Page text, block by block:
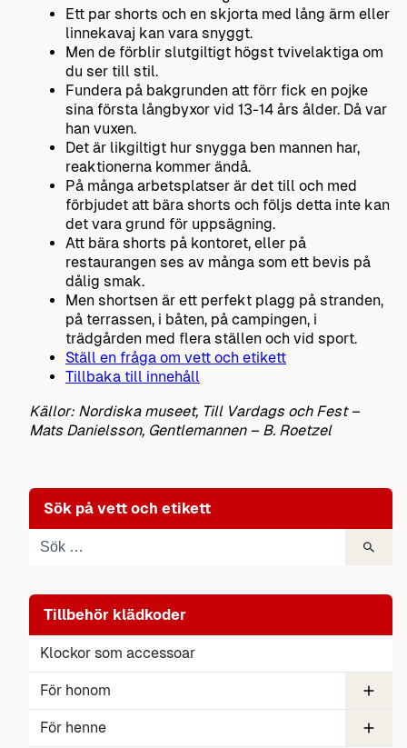
Sök på vett och etikett
Tillbehör klädkoder
Klockor som accessoar
För honom
Skjorta
Slipsnål
Bälte
Väst
För henne
Ett par shorts och en skjorta med lång ärm eller
linnekavaj kan vara snyggt.
Men de förblir slutgiltigt högst tvivelaktiga om
du ser till stil.
Fundera på bakgrunden att förr fick en pojke
sina första långbyxor vid 13-14 års ålder. Då var
han vuxen.
Det är likgiltigt hur snygga ben mannen har,
reaktionerna kommer ändå.
På många arbetsplatser är det till och med
förbjudet att bära shorts och följs detta inte kan
det vara grund för uppsägning.
Att bära shorts på kontoret, eller på
restaurangen ses av många som ett bevis på
dålig smak.
Men shortsen är ett perfekt plagg på stranden,
på terrassen, i båten, på campingen, i
trädgården med flera ställen och vid sport.
Ställ en fråga om vett och etikett
Tillbaka till innehåll
Källor: Nordiska museet, Till Vardags och Fest –
Mats Danielsson, Gentlemannen – B. Roetzel